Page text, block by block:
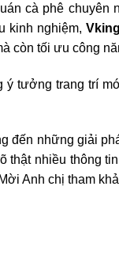
cà phê chuyên
kinh nghiệm,
còn tối ưu công
tưởng trang trí
đến những giải
thật nhiều thông
Anh chị tham